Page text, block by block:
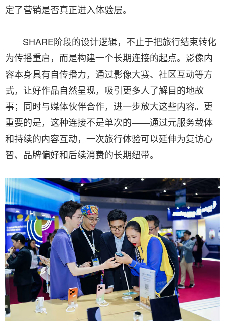
定了营销是否真正进入体验层。
SHARE阶段的设计逻辑，不止于把旅行结束转化
为传播重启，而是构建一个长期连接的起点。影像内
容本身具有自传播力，通过影像大赛、社区互动等方
式，让好作品自然呈现，吸引更多人了解目的地故
事；同时与媒体伙伴合作，进一步放大这些内容。更
重要的是，这种连接不是单次的——通过元服务载体
和持续的内容互动，一次旅行体验可以延伸为复访心
智、品牌偏好和后续消费的长期纽带。